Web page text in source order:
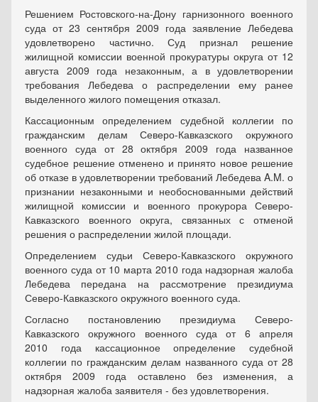
Решением Ростовского-на-Дону гарнизонного военного
суда от 23 сентября 2009 года заявление Лебедева
удовлетворено частично. Суд признал решение
жилищной комиссии военной прокуратуры округа от 12
августа 2009 года незаконным, а в удовлетворении
требования Лебедева о распределении ему ранее
выделенного жилого помещения отказал.
Кассационным определением судебной коллегии по
гражданским делам Северо-Кавказского окружного
военного суда от 28 октября 2009 года названное
судебное решение отменено и принято новое решение
об отказе в удовлетворении требований Лебедева A.M. о
признании незаконными и необоснованными действий
жилищной комиссии и военного прокурора Северо-
Кавказского военного округа, связанных с отменой
решения о распределении жилой площади.
Определением судьи Северо-Кавказского окружного
военного суда от 10 марта 2010 года надзорная жалоба
Лебедева передана на рассмотрение президиума
Северо-Кавказского окружного военного суда.
Согласно постановлению президиума Северо-
Кавказского окружного военного суда от 6 апреля
2010 года кассационное определение судебной
коллегии по гражданским делам названного суда от 28
октября 2009 года оставлено без изменения, а
надзорная жалоба заявителя - без удовлетворения.